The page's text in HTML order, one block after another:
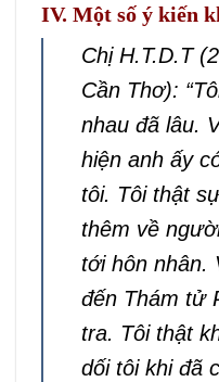
IV. Một số ý kiến
Chị H.T.D.T
Cần Thơ):
nhau đã lâu.
hiện anh ấy
tôi. Tôi thật
thêm về
tới hôn nhân.
đến Thám tử
tra. Tôi thật
dối tôi khi đã